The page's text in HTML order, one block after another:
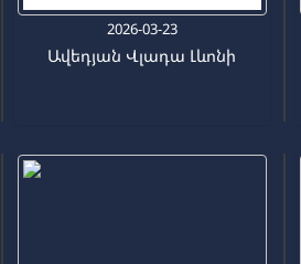
2026-03-23
Ավեդյան Վլադա Լևոնի